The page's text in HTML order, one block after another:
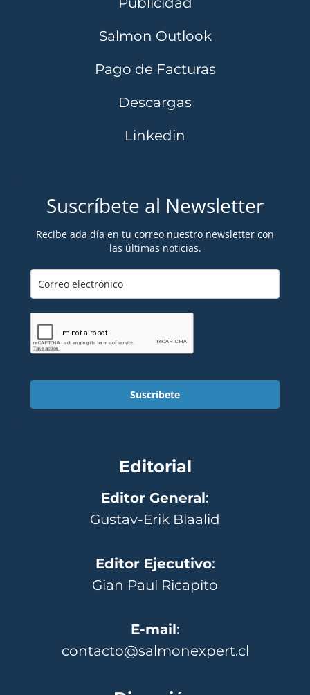
Salmon Outlook
Pago de Facturas
Descargas
Linkedin
Suscríbete al Newsletter
Recibe ada día en tu correo nuestro newsletter con
las últimas noticias.
Suscríbete
Editorial
Editor General:
Gustav-Erik Blaalid
Editor Ejecutivo:
Gian Paul Ricapito
E-mail:
contacto@salmonexpert.cl